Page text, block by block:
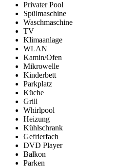
Privater Pool
Spülmaschine
Waschmaschine
TV
Klimaanlage
WLAN
Kamin/Ofen
Mikrowelle
Kinderbett
Parkplatz
Küche
Grill
Whirlpool
Heizung
Kühlschrank
Gefrierfach
DVD Player
Balkon
Parken